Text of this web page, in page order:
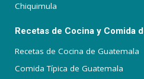
Chiquimula
Recetas de Cocina y Comida
Recetas de Cocina de Guatemala
Comida Típica de Guatemala